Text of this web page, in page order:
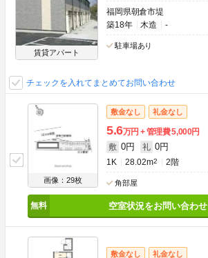
賃貸アパート
福岡県朝倉市堤
築18年
木造 -
駐車場あり
チェックを入れてまとめてお問い合わせ
画像：29枚
敷金なし 礼金なし
5.6万円 管理費5,000円
敷 0円 礼 0円
1K 28.02m2 2階
角部屋
空室状況をお問い合わせ
敷金なし 礼金なし